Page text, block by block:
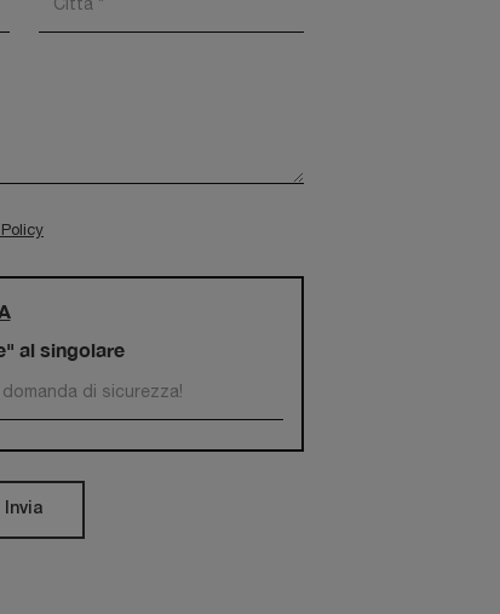
al singolare
Invia